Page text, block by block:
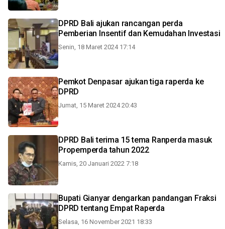
DPRD Bali ajukan rancangan perda
Pemberian Insentif dan Kemudahan Investasi
Senin, 18 Maret 2024 17:14
Pemkot Denpasar ajukan tiga raperda ke
DPRD
Jumat, 15 Maret 2024 20:43
DPRD Bali terima 15 tema Ranperda masuk
Propemperda tahun 2022
Kamis, 20 Januari 2022 7:18
Bupati Gianyar dengarkan pandangan Fraksi
DPRD tentang Empat Raperda
Selasa, 16 November 2021 18:33